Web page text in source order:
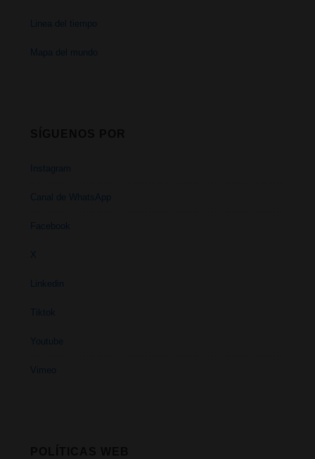
Linea del tiempo
Mapa del mundo
Instagram
Canal de WhatsApp
Facebook
X
Linkedin
Tiktok
Youtube
Vimeo